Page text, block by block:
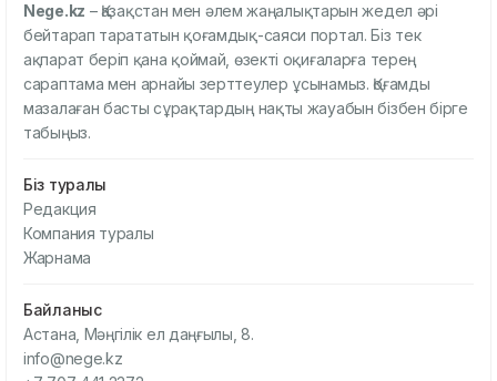
Nege.kz – Қазақстан мен әлем жаңалықтарын жедел әрі
бейтарап тарататын қоғамдық-саяси портал. Біз тек
ақпарат беріп қана қоймай, өзекті оқиғаларға терең
сараптама мен арнайы зерттеулер ұсынамыз. Қоғамды
мазалаған басты сұрақтардың нақты жауабын бізбен бірге
табыңыз.
Біз туралы
Редакция
Компания туралы
Жарнама
Байланыс
Астана, Мәңгілік ел даңғылы, 8.
info@nege.kz